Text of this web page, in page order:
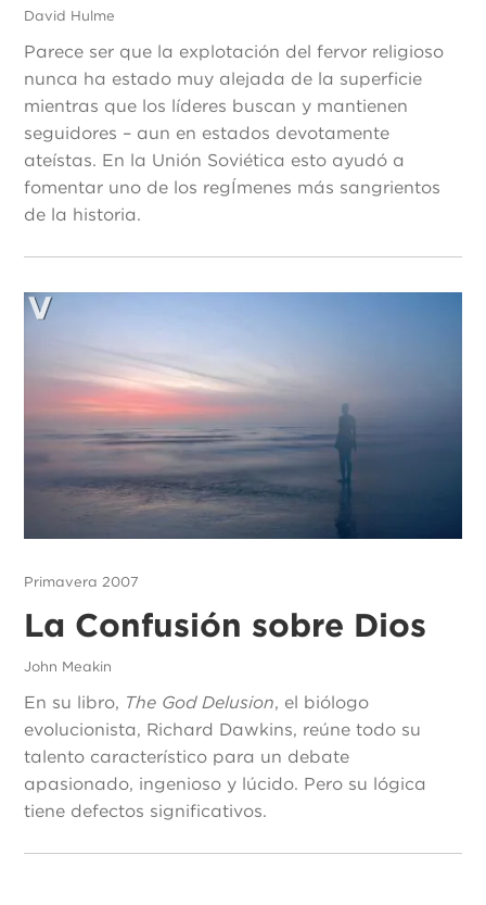
David Hulme
Parece ser que la explotación del fervor religioso
nunca ha estado muy alejada de la superficie
mientras que los líderes buscan y mantienen
seguidores – aun en estados devotamente
ateístas. En la Unión Soviética esto ayudó a
fomentar uno de los regÍmenes más sangrientos
de la historia.
Primavera 2007
La Confusión sobre Dios
John Meakin
En su libro, The God Delusion, el biólogo
evolucionista, Richard Dawkins, reúne todo su
talento característico para un debate
apasionado, ingenioso y lúcido. Pero su lógica
tiene defectos significativos.